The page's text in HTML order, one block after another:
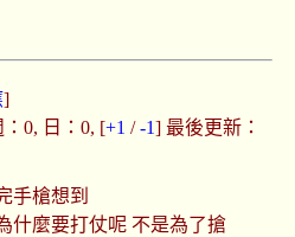
]
0, 日：0, [+1 /-1] 最後更新：
手槍想到
什麼要打仗呢 不是為了搶